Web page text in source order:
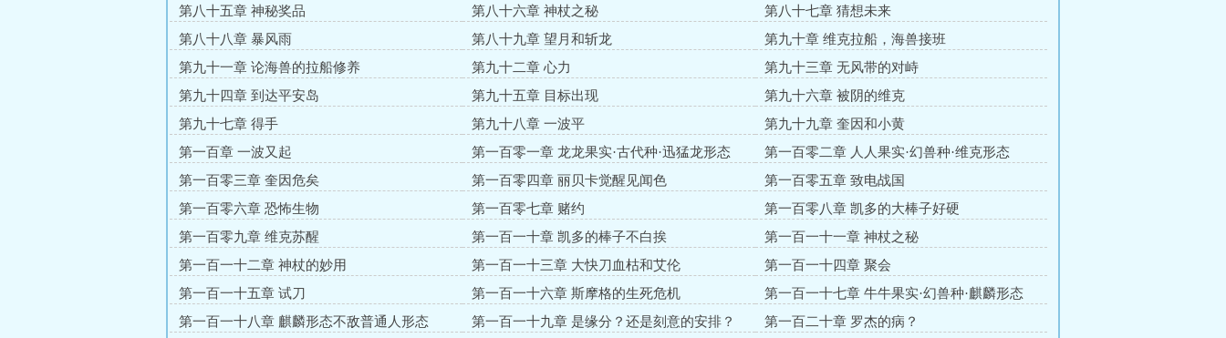
第八十五章 神秘奖品
第八十六章 神杖之秘
第八十七章 猜想未来
第八十八章 暴风雨
第八十九章 望月和斩龙
第九十章 维克拉船，海兽接班
第九十一章 论海兽的拉船修养
第九十二章 心力
第九十三章 无风带的对峙
第九十四章 到达平安岛
第九十五章 目标出现
第九十六章 被阴的维克
第九十七章 得手
第九十八章 一波平
第九十九章 奎因和小黄
第一百章 一波又起
第一百零一章 龙龙果实·古代种·迅猛龙形态
第一百零二章 人人果实·幻兽种·维克形态
第一百零三章 奎因危矣
第一百零四章 丽贝卡觉醒见闻色
第一百零五章 致电战国
第一百零六章 恐怖生物
第一百零七章 赌约
第一百零八章 凯多的大棒子好硬
第一百零九章 维克苏醒
第一百一十章 凯多的棒子不白挨
第一百一十一章 神杖之秘
第一百一十二章 神杖的妙用
第一百一十三章 大快刀血枯和艾伦
第一百一十四章 聚会
第一百一十五章 试刀
第一百一十六章 斯摩格的生死危机
第一百一十七章 牛牛果实·幻兽种·麒麟形态
第一百一十八章 麒麟形态不敌普通人形态
第一百一十九章 是缘分？还是刻意的安排？
第一百二十章 罗杰的病？